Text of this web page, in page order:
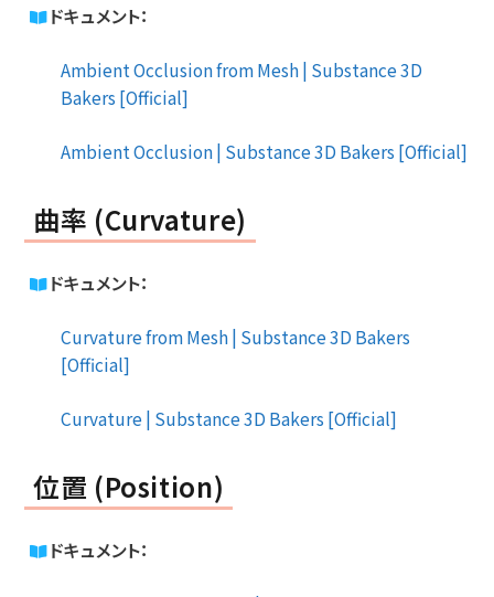
ドキュメント：
Ambient Occlusion from Mesh | Substance 3D
Bakers [Official]
Ambient Occlusion | Substance 3D Bakers [Official]
曲率 (Curvature)
ドキュメント：
Curvature from Mesh | Substance 3D Bakers
[Official]
Curvature | Substance 3D Bakers [Official]
位置 (Position)
ドキュメント：